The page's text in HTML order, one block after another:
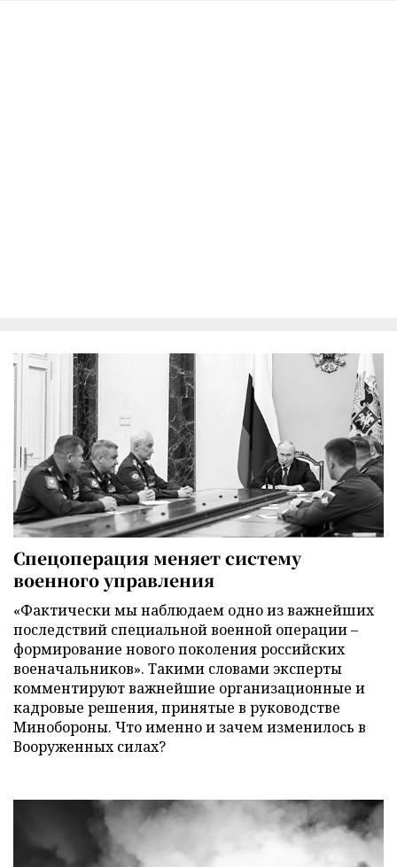
Спецоперация меняет систему
военного управления
«Фактически мы наблюдаем одно из важнейших
последствий специальной военной операции –
формирование нового поколения российских
военачальников». Такими словами эксперты
комментируют важнейшие организационные и
кадровые решения, принятые в руководстве
Минобороны. Что именно и зачем изменилось в
Вооруженных силах?